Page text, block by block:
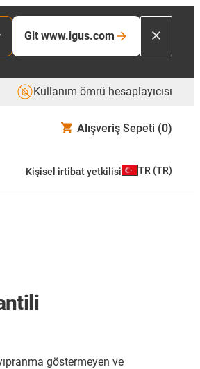
Git www.igus.com
Kullanım ömrü hesaplayıcısı
Alışveriş Sepeti (0)
Kişisel irtibat yetkilisi TR (TR)
göstermeyen ve